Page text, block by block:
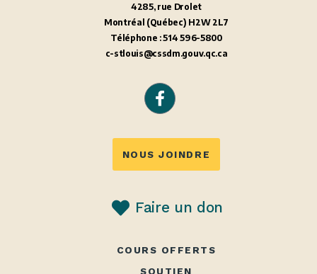
4285, rue Drolet
Montréal (Québec) H2W 2L7
Téléphone : 514 596-5800
c-stlouis@cssdm.gouv.qc.ca
NOUS JOINDRE
Faire un don
COURS OFFERTS
SOUTIEN